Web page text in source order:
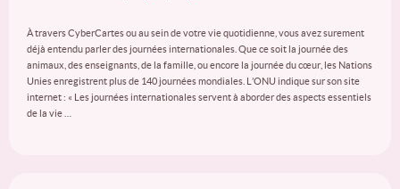
À travers CyberCartes ou au sein de votre vie quotidienne, vous avez surement
déjà entendu parler des journées internationales. Que ce soit la journée des
animaux, des enseignants, de la famille, ou encore la journée du cœur, les Nations
Unies enregistrent plus de 140 journées mondiales. L’ONU indique sur son site
internet : « Les journées internationales servent à aborder des aspects essentiels
de la vie …